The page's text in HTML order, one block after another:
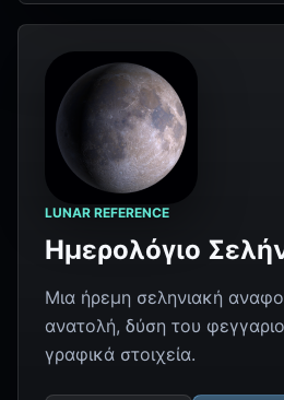
LUNAR REFERENCE
Ημερολόγιο
Μια ήρεμη σεληνιακή
ανατολή, δύση του
γραφικά στοιχεία.